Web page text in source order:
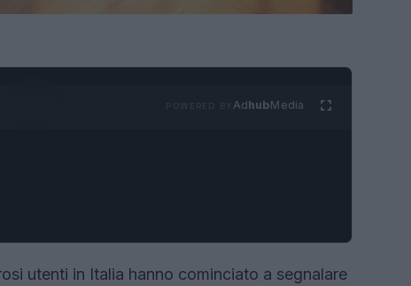
AdhubMedia
utenti in Italia hanno cominciato a segnalare